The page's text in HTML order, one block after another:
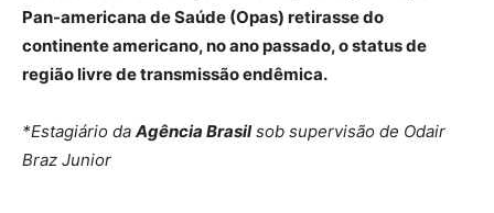
Pan-americana de Saúde (Opas) retirasse do
continente americano, no ano passado, o status de
região livre de transmissão endêmica.
*Estagiário da Agência Brasilsob supervisão de Odair
Braz Junior